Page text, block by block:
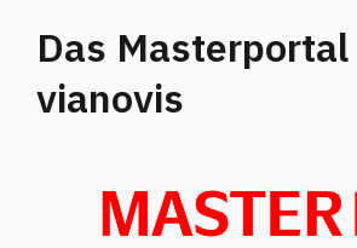
Das
vianovis